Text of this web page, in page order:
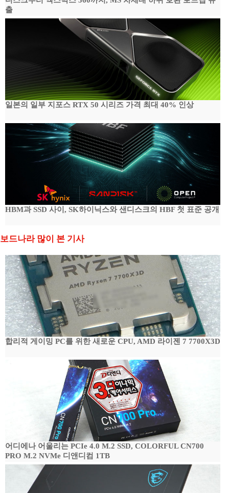
출
일본의 일부 지포스 RTX 50 시리즈 가격 최대 40% 인상
HBM과 SSD 사이, SK하이닉스와 샌디스크의 HBF 첫 표준 공개
보드나라 많이 본 기사
합리적 게이밍 PC를 위한 새로운 CPU, AMD 라이젠 7 7700X3D
어디에나 어울리는 PCIe 4.0 M.2 SSD, COLORFUL CN700
PRO M.2 NVMe 디앤디컴 1TB